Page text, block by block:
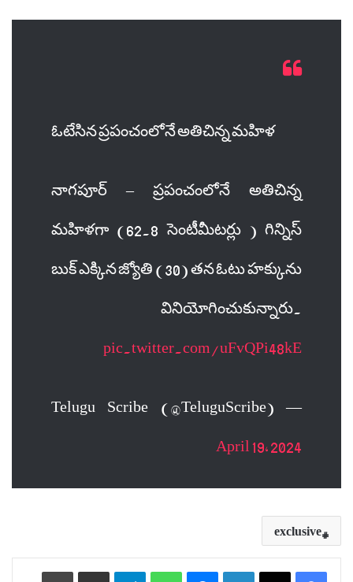
ఓటేసిన ప్రపంచంలోనే అతిచిన్న మహిళ
నాగపూర్ – ప్రపంచంలోనే అతిచిన్న
మహిళగా (62.8 సెంటీమీటర్లు ) గిన్నిస్
బుక్ ఎక్కిన జ్యోతి (30) తన ఓటు హక్కును
వినియోగించుకున్నారు.
pic.twitter.com/uFvQPi48kE
— Telugu Scribe (@TeluguScribe)
April 19, 2024
exclusive
LinkedIn
WhatsApp
Telegram